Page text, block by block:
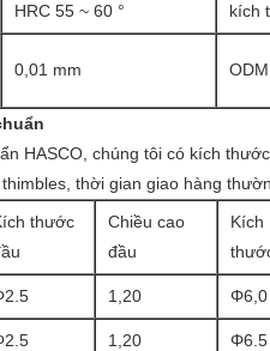
HRC 55 ~ 60 ° kích
0,01 mm
HASCO, chúng tôi có kích
thời gian giao hàng
thước
Chiều cao
đầu
Kích
1,20 Φ6,0
1,20 Φ6.5